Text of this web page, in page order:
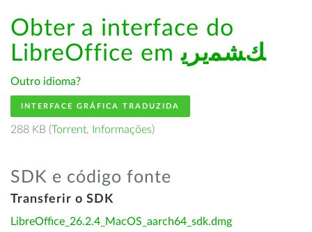
Obter a interface do
LibreOffice emﻚﺸﻤﻳﺮﻳ
Outro idioma?
INTERFACE GRÁFICA TRADUZIDA
288 KB (Torrent, Informações)
SDK e código fonte
Transferir o SDK
LibreOffice_26.2.4_MacOS_aarch64_sdk.dmg